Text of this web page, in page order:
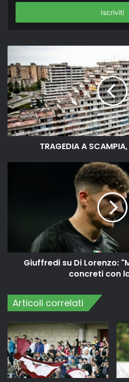
tuo
email
TRAGEDIA A SCAMPIA,
Giuffredi su Di Lorenzo:
concreti con
Articoli correlati